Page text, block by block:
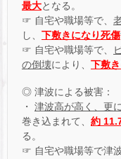
最大となる。
☞ 自宅や職場等で、
し、 下敷きになり死傷
☞ 自宅や職場等で、
の倒壊により、 下敷
◎ 津波による被害：
・ 津波高が高く、更
巻き込まれて、 約
る。
☞ 自宅や職場等で津